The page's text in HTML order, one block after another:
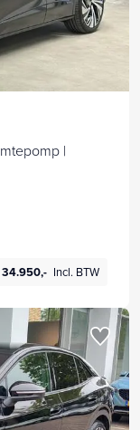
|
Incl. BTW